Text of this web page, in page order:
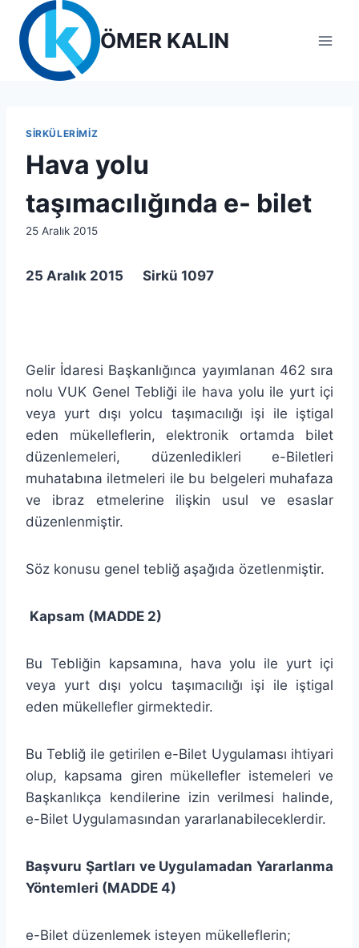
content
ÖMER KALIN
SIRKÜLERIMIZ
Hava yolu
taşımacılığında e- bilet
By
25 Aralık 2015
25 Aralık 2015 Sirkü 1097
Gelir İdaresi Başkanlığınca yayımlanan 462 sıra
nolu VUK Genel Tebliği ile hava yolu ile yurt içi
veya yurt dışı yolcu taşımacılığı işi ile iştigal
eden mükelleflerin, elektronik ortamda bilet
düzenlemeleri, düzenledikleri e-Biletleri
muhatabına iletmeleri ile bu belgeleri muhafaza
ve ibraz etmelerine ilişkin usul ve esaslar
düzenlenmiştir.
Söz konusu genel tebliğ aşağıda özetlenmiştir.
Kapsam (MADDE 2)
Bu Tebliğin kapsamına, hava yolu ile yurt içi
veya yurt dışı yolcu taşımacılığı işi ile iştigal
eden mükellefler girmektedir.
Bu Tebliğ ile getirilen e-Bilet Uygulaması ihtiyari
olup, kapsama giren mükellefler istemeleri ve
Başkanlıkça kendilerine izin verilmesi halinde,
e-Bilet Uygulamasından yararlanabileceklerdir.
Başvuru Şartları ve Uygulamadan Yararlanma
Yöntemleri (MADDE 4)
e-Bilet düzenlemek isteyen mükelleflerin;